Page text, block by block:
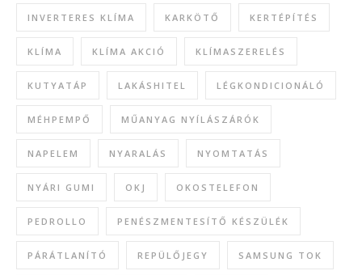
INVERTERES KLÍMA KARKÖTŐ KERTÉPÍTÉS
KLÍMA KLÍMA AKCIÓ KLÍMASZERELÉS
KUTYATÁP LAKÁSHITEL LÉGKONDICIONÁLÓ
MÉHPEMPŐ MŰANYAG NYÍLÁSZÁRÓK
NAPELEM NYARALÁS NYOMTATÁS
NYÁRI GUMI OKJ OKOSTELEFON
PEDROLLO PENÉSZMENTESÍTŐ KÉSZÜLÉK
PÁRÁTLANÍTÓ REPÜLŐJEGY SAMSUNG TOK